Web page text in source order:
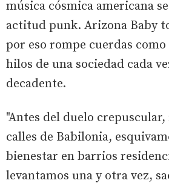
música cósmica americana
actitud punk. Arizona Baby
por eso rompe cuerdas
hilos de una sociedad cada
decadente.
"Antes del duelo
calles de Babilonia,
bienestar en barrios
levantamos una y otra vez,